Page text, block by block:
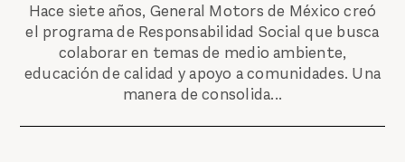
Hace siete años, General Motors de México creó
el programa de Responsabilidad Social que busca
colaborar en temas de medio ambiente,
educación de calidad y apoyo a comunidades. Una
manera de consolida...